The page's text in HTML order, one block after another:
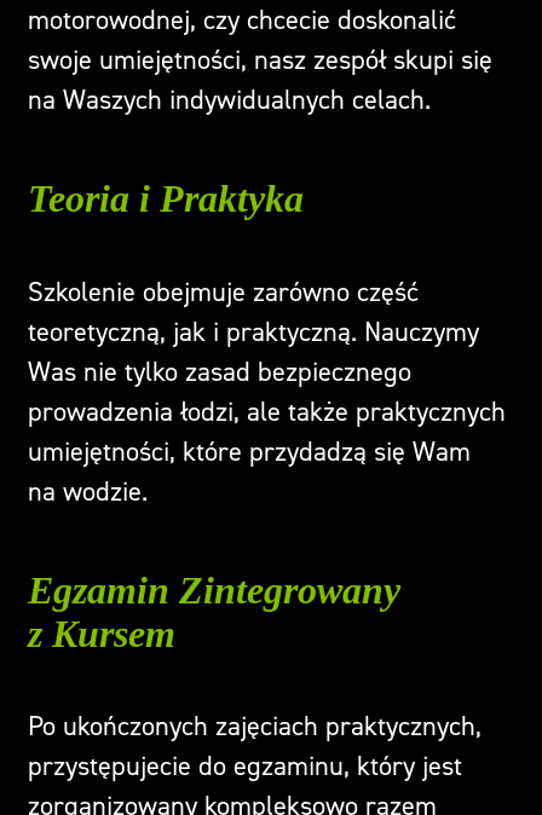
motorowodnej, czy chcecie doskonalić
swoje umiejętności, nasz zespół skupi się
na Waszych indywidualnych celach.
Teoria i Praktyka
Szkolenie obejmuje zarówno część
teoretyczną, jak i praktyczną. Nauczymy
Was nie tylko zasad bezpiecznego
prowadzenia łodzi, ale także praktycznych
umiejętności, które przydadzą się Wam
na wodzie.
Egzamin Zintegrowany
z Kursem
Po ukończonych zajęciach praktycznych,
przystępujecie do egzaminu, który jest
zorganizowany kompleksowo razem